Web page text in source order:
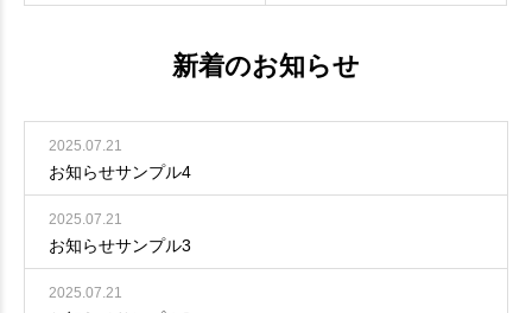
新着のお知らせ
2025.07.21
お知らせサンプル4
2025.07.21
お知らせサンプル3
2025.07.21